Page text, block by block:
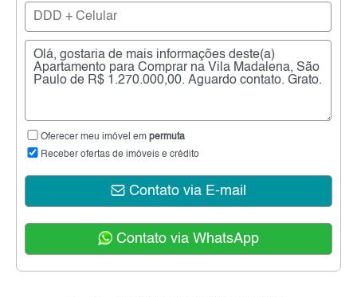
Oferecer meu imóvel em permuta
Receber ofertas de imóveis e crédito
Contato via E-mail
Contato via WhatsApp